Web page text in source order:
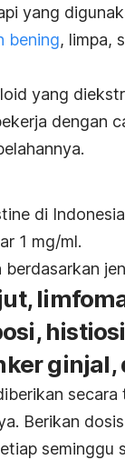
yang
bening, limpa,
yang
dengan
di Indonesia
1 mg/ml.
ginjal,
Berikan dosis
seminggu